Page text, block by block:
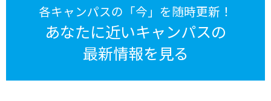
各キャンパスの「今」を随時更新！
あなたに近いキャンパスの
最新情報を見る